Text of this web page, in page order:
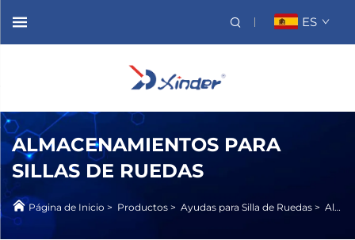
ES
ALMACENAMIENTOS PARA
SILLAS DE RUEDAS
Página de Inicio > Productos > Ayudas para Silla de Ruedas > Almacenamiento para Silla de Ruedas